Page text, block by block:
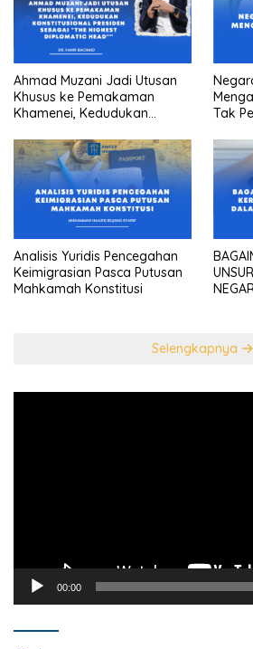
Ahmad Muzani Jadi Utusan
Khusus ke Pemakaman
Khamenei, Kedudukan
sebagai “the highest
diplomatic head””
Tak
Analisis Yuridis Pencegahan
Keimigrasian Pasca Putusan
Mahkamah Konstitusi
Selengkapnya
00:00